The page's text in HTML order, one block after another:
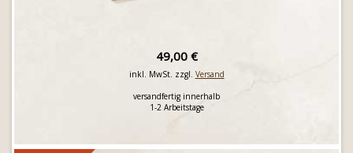
49,00 €
inkl. MwSt. zzgl. Versand
versandfertig innerhalb
1-2 Arbeitstage